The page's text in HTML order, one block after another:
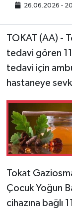
26.06.2026 -
TOKAT (AA) -
tedavi gören
tedavi için
hastaneye
Tokat
Çocuk Yoğun
cihazına bağlı